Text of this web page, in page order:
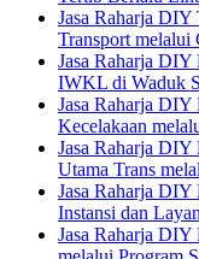
Jasa Raharja
Transport melalui
Jasa Raharja DIY
IWKL di Waduk
Jasa Raharja
Kecelakaan
Jasa Raharja
Utama Trans
Jasa Raharja
Instansi dan
Jasa Raharja